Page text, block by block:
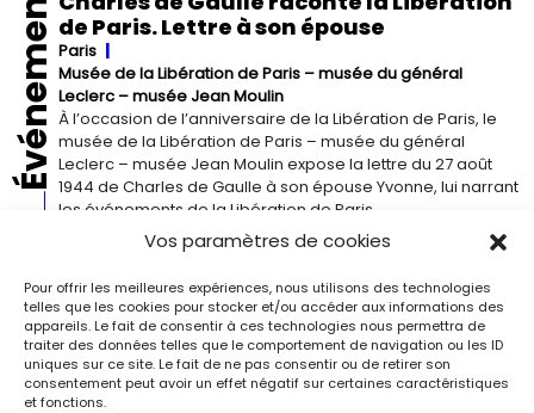
Vos paramètres de cookies
Pour offrir les meilleures expériences, nous utilisons des technologies
telles que les cookies pour stocker et/ou accéder aux informations des
appareils. Le fait de consentir à ces technologies nous permettra de
traiter des données telles que le comportement de navigation ou les ID
uniques sur ce site. Le fait de ne pas consentir ou de retirer son
consentement peut avoir un effet négatif sur certaines caractéristiques
et fonctions.
Événementsde Paris. Lettre à son épouse
Paris
Musée de la Libération de Paris – musée du général
Leclerc – musée Jean Moulin
À l’occasion de l’anniversaire de la Libération de Paris, le
musée de la Libération de Paris – musée du général
Leclerc – musée Jean Moulin expose la lettre du 27 août
1944 de Charles de Gaulle à son épouse Yvonne, lui narrant
les événements de la Libération de Paris.
Georgia O’Keeffe. Architecture
Detroit
Detroit Institute of Arts
« Georgia O’Keeffe. Architecture » est une exposition
novatrice qui présente environ 35 peintures architecturales
réalisées entre les années 1920 et 1960. Pionnière de l’art